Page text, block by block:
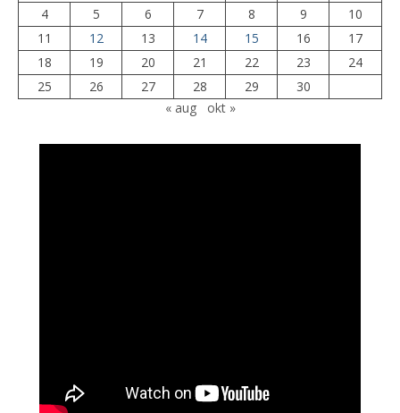
4
5 6 7 8 9
10
11
12 13 14 15 16
17
18
19 20 21 22 23
24
25
26 27 28 29
30
« aug
okt »